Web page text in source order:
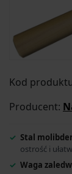
Kod
Producent:
Stal
ostrość i
Waga